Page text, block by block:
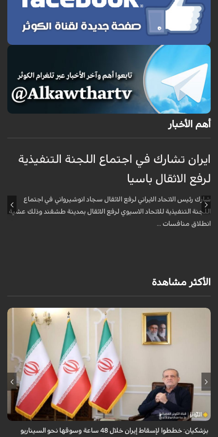
أهم الأخبار
ايران تشارك في اجتماع اللجنة التنفيذية
لرفع الاثقال باسيا
شارك رئيس الاتحاد الايراني لرفع الاثقال سجاد انوشيرواني في اجتماع
اللجنة التنفيذية للاتحاد الاسيوي لرفع الاثقال بمدينة طشقند وذلك عشية
انطلاق منافسات ...
الأكثر مشاهدة
قال الرئيس الايراني مسعود بزشكيان ان الأعداء وضعوا خططًا وتصوروا أن
بإمكانهم السيطرة على إيران خلال 48 ساعة كما فعلوا مع سوريا.
بزشكيان: خططوا لإسقاط إيران خلال 48 ساعة وسوقها نحو السيناريو